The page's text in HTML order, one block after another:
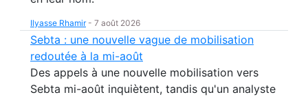
Ilyasse Rhamir- 7 août 2026
Sebta : une nouvelle vague de mobilisation
redoutée à la mi-août
Des appels à une nouvelle mobilisation vers
Sebta mi-août inquiètent, tandis qu'un analyste